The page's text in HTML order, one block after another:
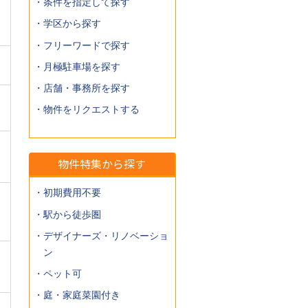
・学区から探す
・フリーワードで探す
・月極駐車場を探す
・店舗・事務所を探す
・物件をリクエストする
物件特集から探す
・初期費用不要
・駅から徒歩圏
・デザイナーズ・リノベーショ
ン
・ペット可
・庭・家庭菜園付き